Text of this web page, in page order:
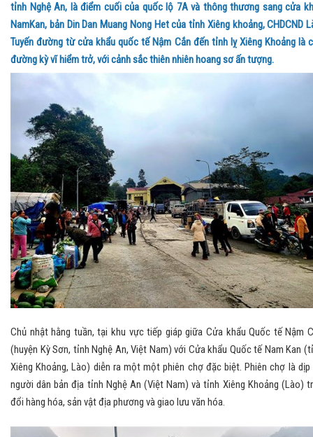
tỉnh Nghệ An, là điểm cuối của quốc lộ 7A và thông thương sang cửa
NamKan, bản Din Dan Muang Nong Het của tỉnh Xiêng khoảng, CHDCND
Tuyến đường từ cửa khẩu quốc tế Nậm Cắn đến tỉnh lỵ Xiêng Khoảng là
đường kỳ vĩ hiểm trở, với cảnh sắc thiên nhiên hoang sơ ấn tượng.
Chủ nhật hằng tuần, tại khu vực tiếp giáp giữa Cửa khẩu Quốc tế Nậm
(huyện Kỳ Sơn, tỉnh Nghệ An, Việt Nam) với Cửa khẩu Quốc tế Nam Kan
Xiêng Khoảng, Lào) diễn ra một một phiên chợ đặc biệt. Phiên chợ là dịp
người dân bản địa tỉnh Nghệ An (Việt Nam) và tỉnh Xiêng Khoảng (Lào)
đổi hàng hóa, sản vật địa phương và giao lưu văn hóa.